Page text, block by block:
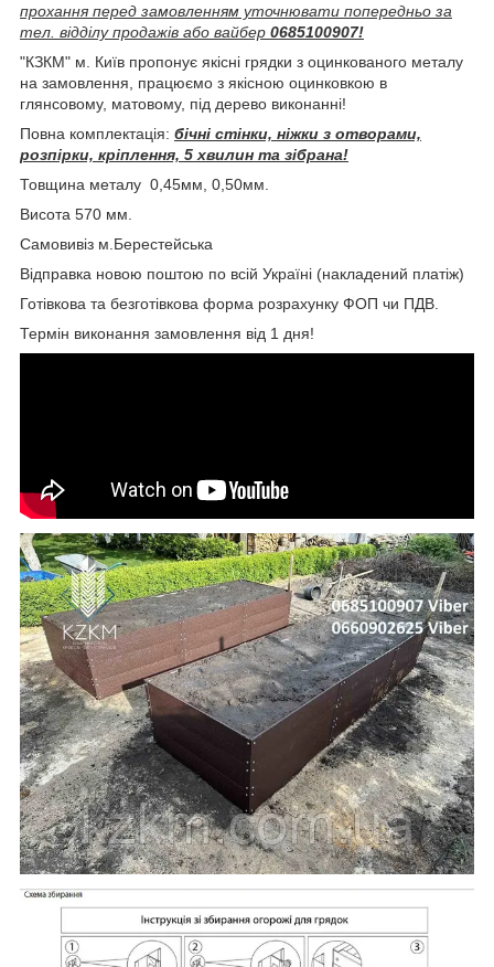
прохання перед замовленням уточнювати попередньо за
тел. відділу продажів або вайбер 0685100907!
"КЗКМ" м. Київ пропонує якісні грядки з оцинкованого металу
на замовлення, працюємо з якісною оцинковкою в
глянсовому, матовому, під дерево виконанні!
Повна комплектація: бічні стінки, ніжки з отворами,
розпірки, кріплення, 5 хвилин та зібрана!
Товщина металу 0,45мм, 0,50мм.
Висота 570 мм.
Самовивіз м.Берестейська
Відправка новою поштою по всій Україні (накладений платіж)
Готівкова та безготівкова форма розрахунку ФОП чи ПДВ.
Термін виконання замовлення від 1 дня!